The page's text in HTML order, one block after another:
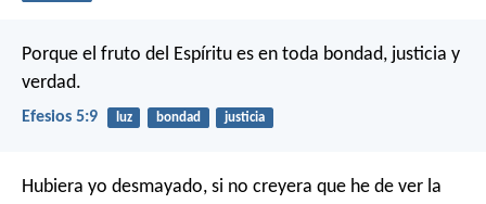
Porque el fruto del Espíritu es en toda bondad, justicia y
verdad.
Efesios 5:9 luz bondad justicia
Hubiera yo desmayado, si no creyera que he de ver la